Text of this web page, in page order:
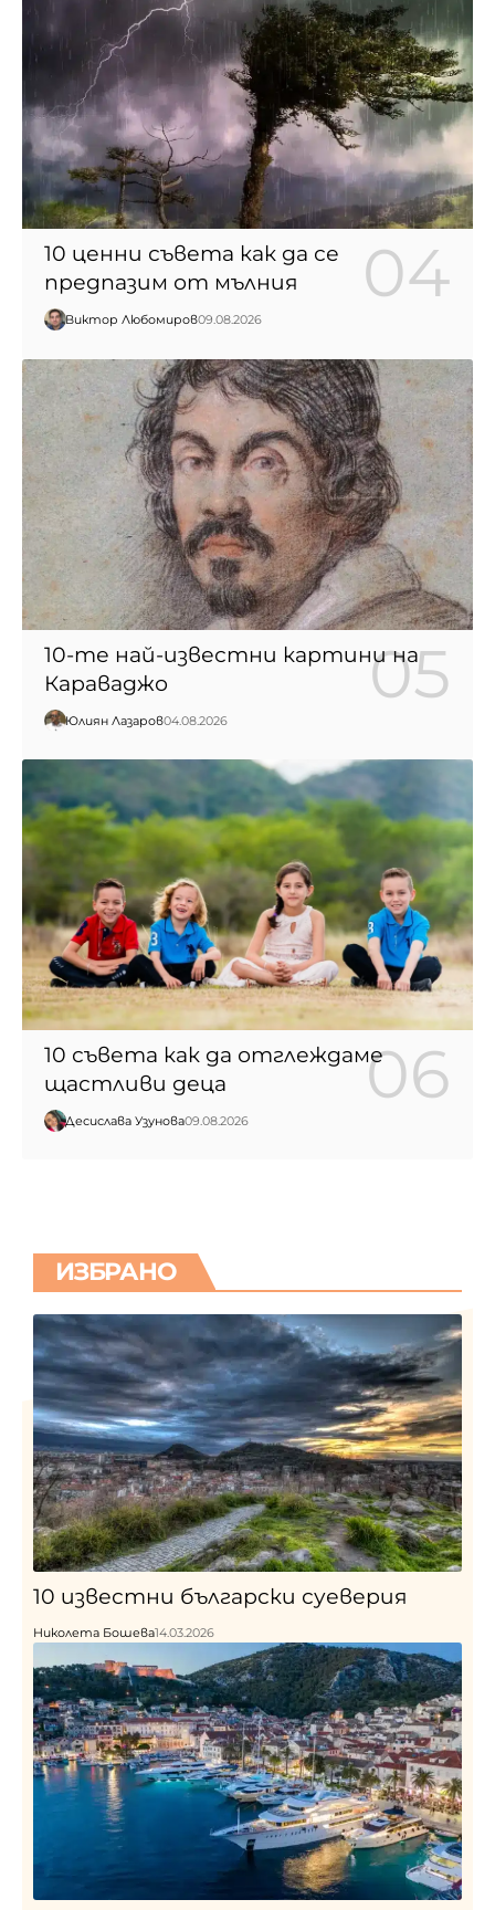
10 ценни съвета как да се
предпазим от мълния
Виктор Любомиров09.08.2026
10-те най-известни картини на
Караваджо
Юлиян Лазаров04.08.2026
10 съвета как да отглеждаме
щастливи деца
Десислава Узунова09.08.2026
ИЗБРАНО
10 известни български суеверия
Николета Бошева14.03.2026